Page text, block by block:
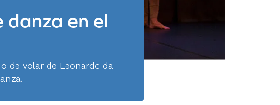
danza en el
de volar de Leonardo da